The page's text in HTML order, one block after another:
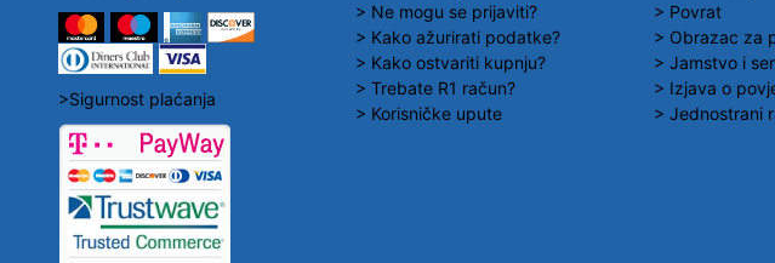
>Sigurnost plaćanja
> Ne mogu se prijaviti?
> Kako ažurirati podatke?
> Kako ostvariti kupnju?
> Trebate R1 račun?
> Korisničke upute
> Povrat
> Obrazac za
> Jamstvo i
> Izjava o
> Jednostrani